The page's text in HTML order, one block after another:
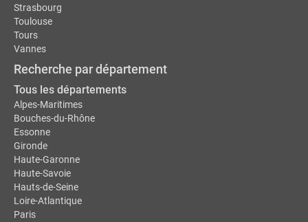
Strasbourg
Toulouse
Tours
Vannes
Recherche par département
Tous les départements
Alpes-Maritimes
Bouches-du-Rhône
Essonne
Gironde
Haute-Garonne
Haute-Savoie
Hauts-de-Seine
Loire-Atlantique
Paris